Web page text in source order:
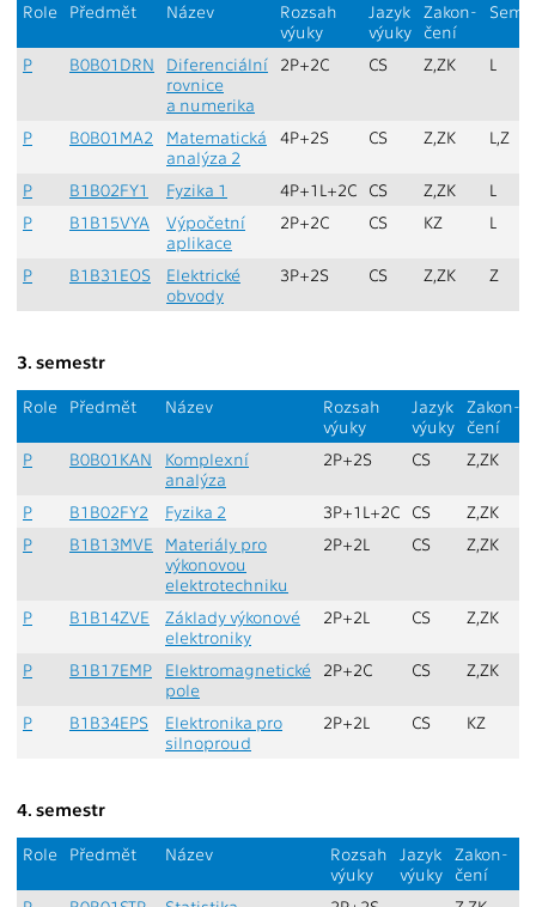
Role Předmět Název
Rozsah
výuky
Jazyk
výuky
Zakon-
čení
Sem.
P B0B01DRN
Diferenciální
rovnice
a numerika
2P+2C CS Z,ZK L
P B0B01MA2
Matematická
analýza 2
4P+2S CS Z,ZK L,Z
P B1B02FY1 Fyzika 1 4P+1L+2C CS Z,ZK
L
P
B1B15VYA
Výpočetní
aplikace
2P+2C CS KZ L
P B1B31EOS
Elektrické
obvody
3P+2S CS Z,ZK Z
3. semestr
Role Předmět Název
Rozsah
výuky
Jazyk
výuky
Zakon-
čení
P B0B01KAN
Komplexní
analýza
2P+2S CS Z,ZK
P B1B02FY2 Fyzika 2 3P+1L+2C CS Z,ZK
P
B1B13MVE
Materiály pro
výkonovou
elektrotechniku
2P+2L CS Z,ZK
P B1B14ZVE
Základy výkonové
elektroniky
2P+2L CS Z,ZK
P B1B17EMP
Elektromagnetické
pole
2P+2C CS Z,ZK
P B1B34EPS
Elektronika pro
silnoproud
2P+2L CS KZ
4. semestr
Role Předmět Název
Rozsah
výuky
Jazyk
výuky
Zakon-
čení